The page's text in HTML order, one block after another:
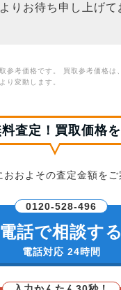
りお待ち申し上げて
参考価格です。 買取参考価格は
り変動します。
査定！買取価格
およその査定金額をご
0120-528-496
電話で相談する
電話対応 24時間